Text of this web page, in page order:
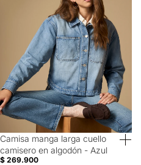
40% Off
Camisa manga larga cuello
camisero en algodón - Azul
$ 269.900